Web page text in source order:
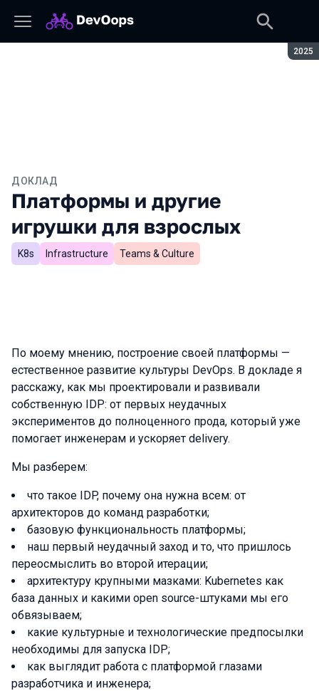
2025
ДОКЛАД
Платформы и другие
игрушки для взрослых
K8s Infrastructure Teams & Culture
По моему мнению, построение своей платформы —
естественное развитие культуры DevOps. В докладе я
расскажу, как мы проектировали и развивали
собственную IDP: от первых неудачных
экспериментов до полноценного прода, который уже
помогает инженерам и ускоряет delivery.
Мы разберем:
что такое IDP, почему она нужна всем: от
архитекторов до команд разработки;
базовую функциональность платформы;
наш первый неудачный заход и то, что пришлось
переосмыслить во второй итерации;
архитектуру крупными мазками: Kubernetes как
база данных и какими open source-штуками мы его
обвязываем;
какие культурные и технологические предпосылки
необходимы для запуска IDP;
как выглядит работа с платформой глазами
разработчика и инженера;